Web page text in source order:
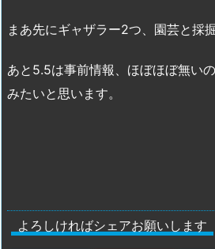
まあ先にギャザラー2つ、園芸と採
あと5.5は事前情報、ほぼほぼ無い
みたいと思います。
よろしければシェアお願いします